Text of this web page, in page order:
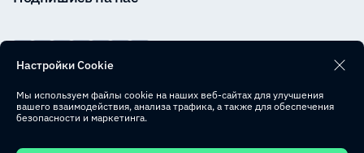
Настройки Cookie
Мы используем файлы cookie на наших веб-сайтах для улучшения
вашего взаимодействия, анализа трафика, а также для обеспечения
безопасности и маркетинга.
Legal